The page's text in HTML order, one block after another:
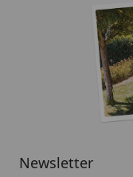
Newsletter